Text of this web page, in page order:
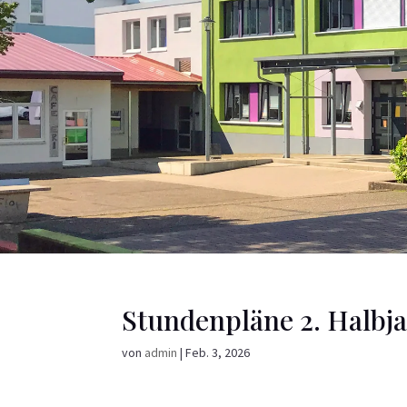
Stundenpläne 2.
von admin |Feb. 3, 2026